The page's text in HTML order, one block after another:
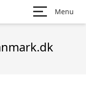
Menu